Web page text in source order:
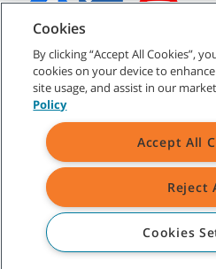
2026 Tennant Company. Todos los
|Políticas
Términos
Todas las marcas registradas y
Tennant Company y/o sus
Cookies
By clicking “Accept All Cookies”,
cookies on your device to
site usage, and assist in our
Policy
Accept All
Reject
Cookies